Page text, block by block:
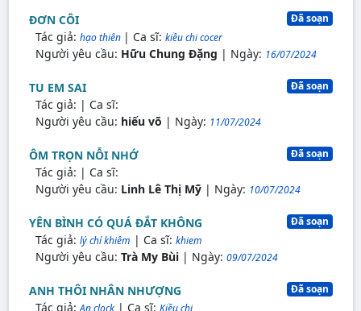
ĐƠN CÔI Đã soạn
Tác giả: hạo thiên | Ca sĩ: kiều chi cocer
Người yêu cầu: Hữu Chung Đặng | Ngày: 16/07/2024
TU EM SAI Đã soạn
Tác giả: | Ca sĩ:
Người yêu cầu: hiếu võ | Ngày: 11/07/2024
ÔM TRỌN NỖI NHỚ Đã soạn
Tác giả: | Ca sĩ:
Người yêu cầu: Linh Lê Thị Mỹ| Ngày: 10/07/2024
YÊN BÌNH CÓ QUÁ ĐẮT KHÔNG Đã soạn
Tác giả: lý chí khiêm | Ca sĩ: khiem
Người yêu cầu: Trà My Bùi| Ngày: 09/07/2024
ANH THÔI NHÂN NHƯỢNG Đã soạn
Tác giả: | Ca sĩ: